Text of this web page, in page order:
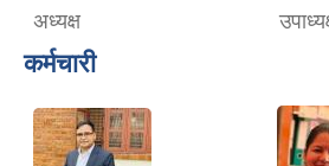
अध्यक्ष
कर्मचारी